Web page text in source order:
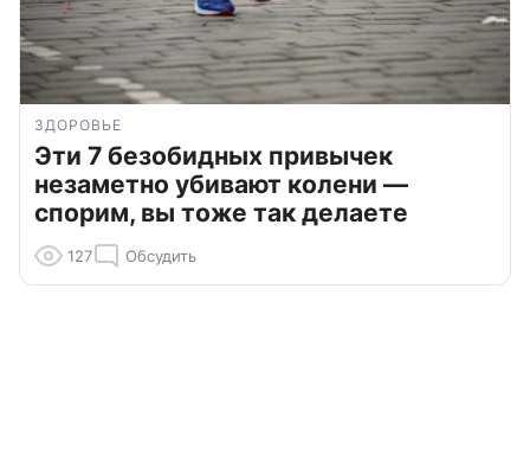
ЗДОРОВЬЕ
Эти 7 безобидных привычек
незаметно убивают колени —
спорим, вы тоже так делаете
127 Обсудить